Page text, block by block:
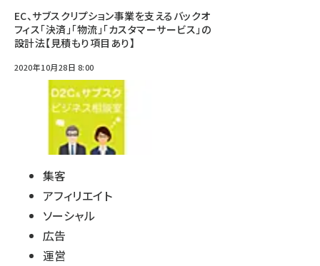
EC、サブスクリプション事業を支えるバックオ
フィス「決済」「物流」「カスタマーサービス」の
設計法【見積もり項目あり】
2020年10月28日 8:00
集客
アフィリエイト
ソーシャル
広告
運営